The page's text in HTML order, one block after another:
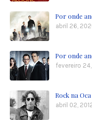
Por onde
abril 26,
Por onde
fevereiro
Rock na Oca
abril 02,